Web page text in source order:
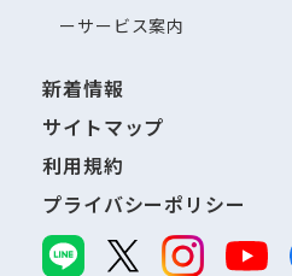
サービス案内
新着情報
サイトマップ
利用規約
プライバシーポリシー